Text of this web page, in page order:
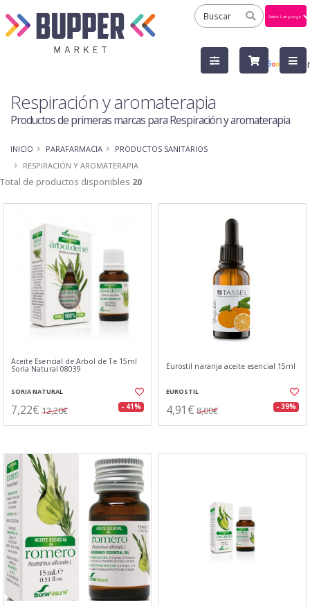
by
Respiración y aromaterapia
Productos de primeras marcas para Respiración y aromaterapia
INICIO PARAFARMACIA
PRODUCTOS SANITARIOS
RESPIRACIÓN Y AROMATERAPIA
Total de productos disponibles 20
Aceite Esencial de Arbol de Te 15ml
Soria Natural 08039
SORIA NATURAL
7,22€ 12,20€ - 41%
Eurostil naranja aceite esencial 15ml
EUROSTIL
4,91€ 8,00€ - 39%